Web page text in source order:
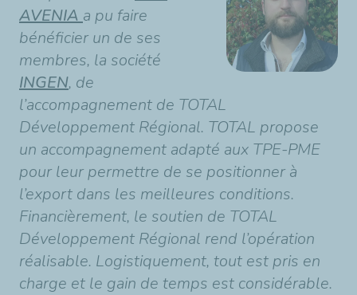
AVENIA a pu faire
bénéficier un de ses
membres, la société
INGEN, de
l’accompagnement de TOTAL
Développement Régional. TOTAL propose
un accompagnement adapté aux TPE-PME
pour leur permettre de se positionner à
l’export dans les meilleures conditions.
Financièrement, le soutien de TOTAL
Développement Régional rend l’opération
réalisable. Logistiquement, tout est pris en
charge et le gain de temps est considérable.